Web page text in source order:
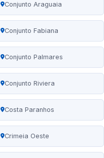
Conjunto Araguaia
Conjunto Fabiana
Conjunto Palmares
Conjunto Riviera
Costa Paranhos
Crimeia Oeste